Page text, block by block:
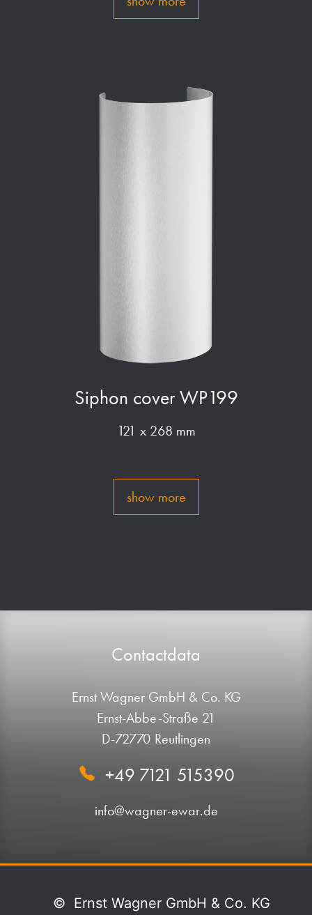
Siphon cover WP199
121 x 268 mm
show more
Contactdata
Ernst Wagner GmbH & Co. KG
Ernst-Abbe-Straße 21
D-72770 Reutlingen
+49 7121 515390
info@wagner-ewar.de
© Ernst Wagner GmbH & Co. KG